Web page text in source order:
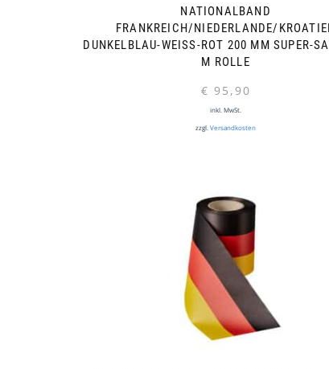
NATIONALBAND
FRANKREICH/NIEDERLANDE/
DUNKELBLAU-WEISS-ROT 200 MM SUPER-
ROLLE
€ 95,90
inkl. MwSt.
zzgl.Versandkosten